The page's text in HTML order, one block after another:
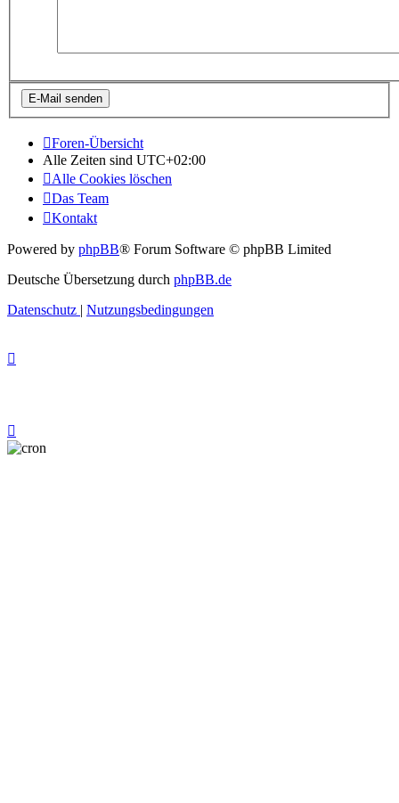
Foren-Übersicht
Alle Zeiten sind UTC+02:00
Alle Cookies löschen
Das Team
Kontakt
Powered by phpBB® Forum Software © phpBB Limited
Deutsche Übersetzung durch phpBB.de
Datenschutz | Nutzungsbedingungen